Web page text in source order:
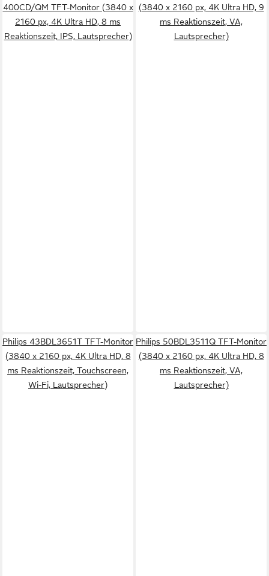
400CD/QM TFT-Monitor (3840 x
2160 px, 4K Ultra HD, 8 ms
Reaktionszeit, IPS, Lautsprecher)
(3840 x 2160 px, 4K Ultra HD, 9
ms Reaktionszeit, VA,
Lautsprecher)
Philips 43BDL3651T TFT-Monitor
(3840 x 2160 px, 4K Ultra HD, 8
ms Reaktionszeit, Touchscreen,
Wi-Fi, Lautsprecher)
Philips 50BDL3511Q TFT-Monitor
(3840 x 2160 px, 4K Ultra HD, 8
ms Reaktionszeit, VA,
Lautsprecher)